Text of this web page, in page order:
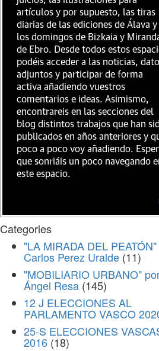
artículos y por supuesto, las tiras
diarias de las ediciones de Álava y
los domingos de Bizkaia y
de Ebro. Desde todos estos
podéis acceder a las noticias,
adjuntos y participar de forma
activa añadiendo vuestros
comentarios e ideas. Asimismo,
encontrareis en las secciones del
blog distintos trabajos que han
publicados en años anteriores y
poco a poco voy añadiendo.
que sonriáis un poco navegando
este espacio.
Categories
"LA MIRADA DEL
Carlos Perez Uralde (11)
"MOBILIARIO URBANO"
Ángel Resa (145)
12 J ELECCIONES AL
PARLAMENTO VASCO
25-S ELECCIONES
2016 (18)